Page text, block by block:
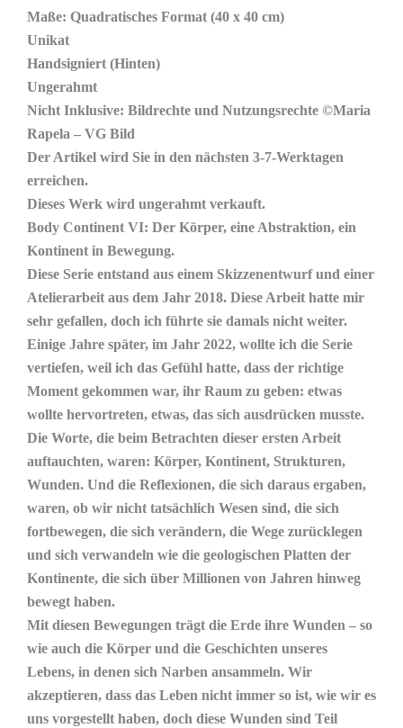
Maße: Quadratisches Format (40 x 40 cm)
Unikat
Handsigniert (Hinten)
Ungerahmt
Nicht Inklusive: Bildrechte und Nutzungsrechte ©Maria
Rapela – VG Bild
Der Artikel wird Sie in den nächsten 3-7-Werktagen
erreichen.
Dieses Werk wird ungerahmt verkauft.
Body Continent VI: Der Körper, eine Abstraktion, ein
Kontinent in Bewegung.
Diese Serie entstand aus einem Skizzenentwurf und einer
Atelierarbeit aus dem Jahr 2018. Diese Arbeit hatte mir
sehr gefallen, doch ich führte sie damals nicht weiter.
Einige Jahre später, im Jahr 2022, wollte ich die Serie
vertiefen, weil ich das Gefühl hatte, dass der richtige
Moment gekommen war, ihr Raum zu geben: etwas
wollte hervortreten, etwas, das sich ausdrücken musste.
Die Worte, die beim Betrachten dieser ersten Arbeit
auftauchten, waren: Körper, Kontinent, Strukturen,
Wunden. Und die Reflexionen, die sich daraus ergaben,
waren, ob wir nicht tatsächlich Wesen sind, die sich
fortbewegen, die sich verändern, die Wege zurücklegen
und sich verwandeln wie die geologischen Platten der
Kontinente, die sich über Millionen von Jahren hinweg
bewegt haben.
Mit diesen Bewegungen trägt die Erde ihre Wunden – so
wie auch die Körper und die Geschichten unseres
Lebens, in denen sich Narben ansammeln. Wir
akzeptieren, dass das Leben nicht immer so ist, wie wir es
uns vorgestellt haben, doch diese Wunden sind Teil